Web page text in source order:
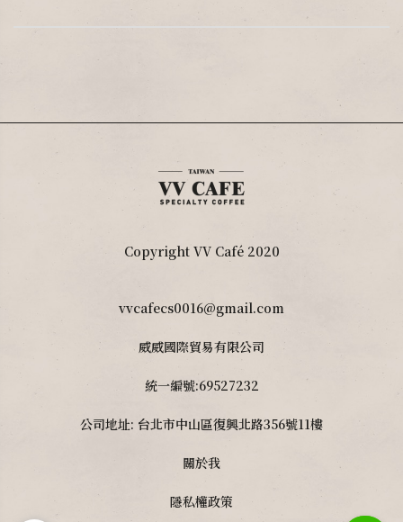
Copyright VV Café 2020
vvcafecs0016@gmail.com
威威國際貿易有限公司
統一編號:69527232
公司地址: 台北市中山區復興北路356號11樓
關於我
隱私權政策